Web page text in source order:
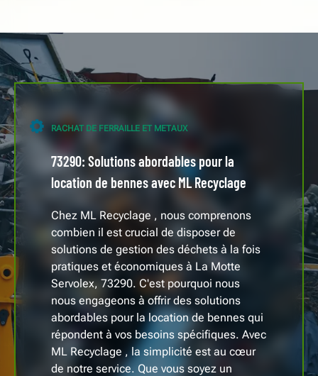
RACHAT DE FERRAILLE ET METAUX
73290: Solutions abordables pour la
location de bennes avec ML Recyclage
Chez ML Recyclage , nous comprenons
combien il est crucial de disposer de
solutions de gestion des déchets à la fois
pratiques et économiques à La Motte
Servolex, 73290. C'est pourquoi nous
nous engageons à offrir des solutions
abordables pour la location de bennes qui
répondent à vos besoins spécifiques. Avec
ML Recyclage , la simplicité est au cœur
de notre service. Que vous soyez un